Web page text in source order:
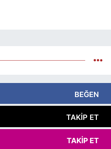
BEĞEN
TAKIP ET
TAKIP ET